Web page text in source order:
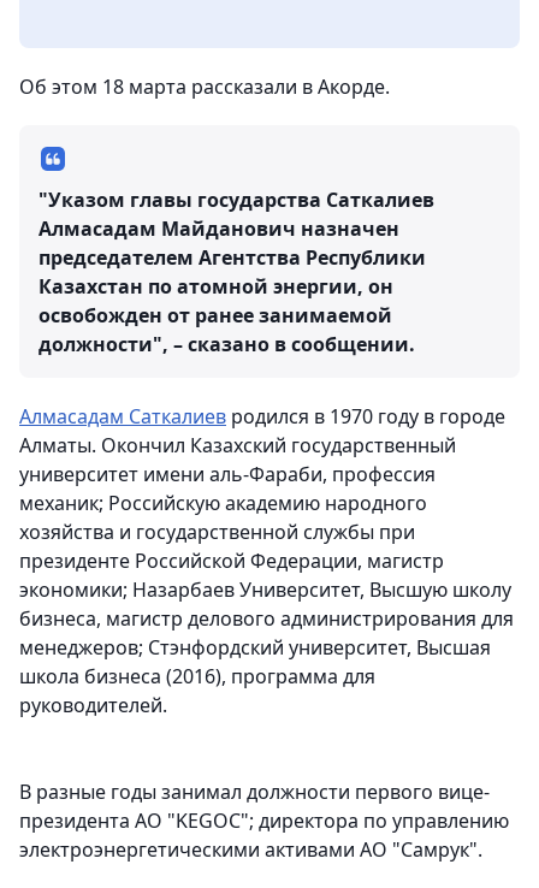
Об этом 18 марта рассказали в Акорде.
"Указом главы государства Саткалиев
Алмасадам Майданович назначен
председателем Агентства Республики
Казахстан по атомной энергии, он
освобожден от ранее занимаемой
должности", – сказано в сообщении.
Алмасадам Саткалиев родился в 1970 году в городе
Алматы. Окончил Казахский государственный
университет имени аль-Фараби, профессия
механик; Российскую академию народного
хозяйства и государственной службы при
президенте Российской Федерации, магистр
экономики; Назарбаев Университет, Высшую школу
бизнеса, магистр делового администрирования для
менеджеров; Стэнфордский университет, Высшая
школа бизнеса (2016), программа для
руководителей.
В разные годы занимал должности первого вице-
президента АО "KEGOC"; директора по управлению
электроэнергетическими активами АО "Самрук".